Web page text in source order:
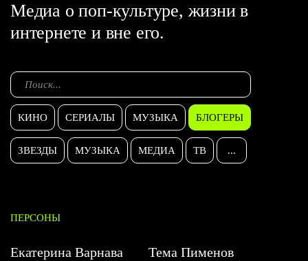
Медиа о поп-культуре, жизни в
интернете и вне его.
КИНО СЕРИАЛЫ МУЗЫКА БЛОГЕРЫ
ЗВЕЗДЫ МУЗЫКА МЕДИА ТВ ...
ПЕРСОНЫ
Екатерина Варнава
Тема Пименов